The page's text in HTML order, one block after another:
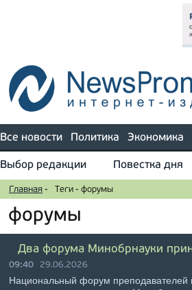
Все новости Политика Экономика
Выбор редакции Повестка дня
Главная - Теги - форумы
форумы
Два форума Минобрнауки
09:40 29.06.2026
Национальный форум преподавателей